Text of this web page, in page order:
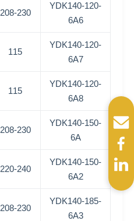
YDK140-120-
6A6
208-230
YDK140-120-
6A7
115
YDK140-120-
6A8
115
YDK140-150-
6A
208-230
YDK140-150-
6A2
220-240
YDK140-185-
6A3
208-230